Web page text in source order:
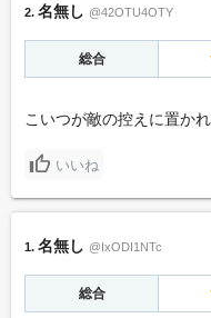
2. 名無し @42OTU4OTY
総合
こいつが敵の控えに置か
いいね
への返信
投稿者名
コメント
1. 名無し @IxODI1NTc
総合